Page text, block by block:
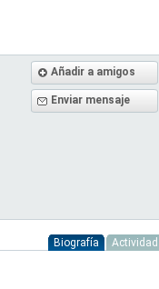
Añadir a amigos
Enviar mensaje
Biografía
Actividad